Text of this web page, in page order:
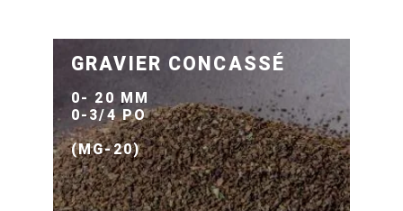
GRAVIER CONCASSÉ
0- 20 MM
0-3/4 PO
(MG-20)